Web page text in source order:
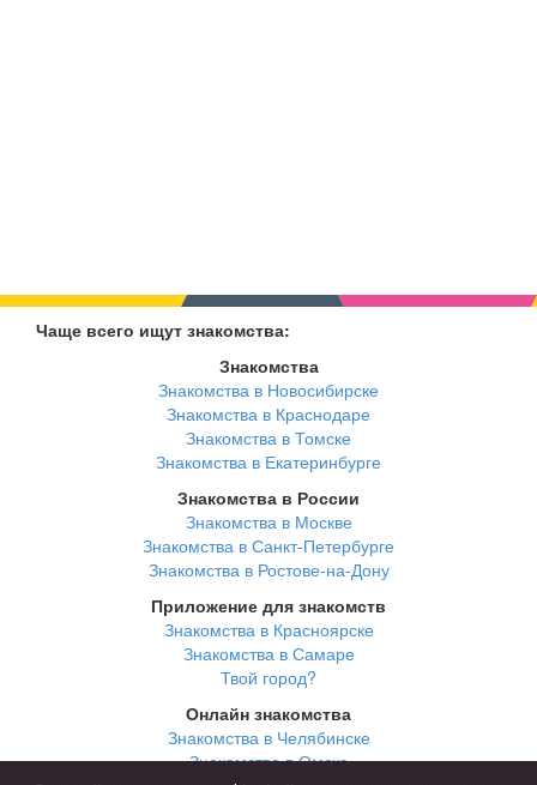
Чаще всего ищут знакомства:
Знакомства
Знакомства в Новосибирске
Знакомства в Краснодаре
Знакомства в Томске
Знакомства в Екатеринбурге
Знакомства в России
Знакомства в Москве
Знакомства в Санкт-Петербурге
Знакомства в Ростове-на-Дону
Приложение для знакомств
Знакомства в Красноярске
Знакомства в Самаре
Твой город?
Онлайн знакомства
Знакомства в Челябинске
Знакомства в Омске